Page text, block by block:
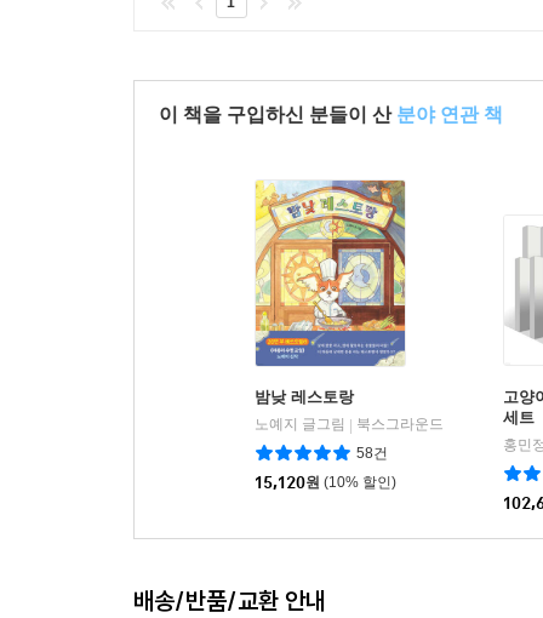
이 책을 구입하신 분들이 산 분야 연관 책
밤낮 레스토랑
노예지 글그림
북스그라운드
58건
15,120원 (10% 할인)
고양
세트
홍민
배송/반품/교환 안내